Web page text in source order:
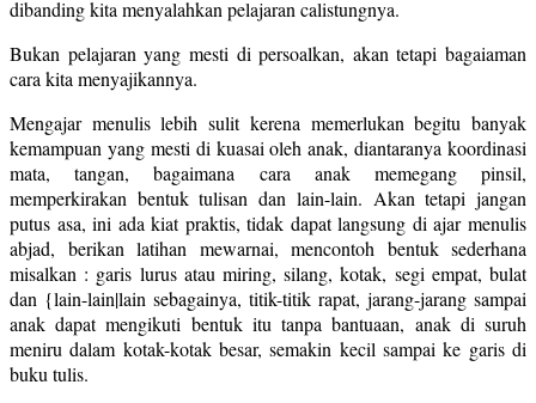
dibanding kita menyalahkan pelajaran calistungnya.
Bukan pelajaran yang mesti di persoalkan, akan tetapi bagaiaman
cara kita menyajikannya.
Mengajar menulis lebih sulit kerena memerlukan begitu banyak
kemampuan yang mesti di kuasai oleh anak, diantaranya koordinasi
mata, tangan, bagaimana cara anak memegang pinsil,
memperkirakan bentuk tulisan dan lain-lain. Akan tetapi jangan
putus asa, ini ada kiat praktis, tidak dapat langsung di ajar menulis
abjad, berikan latihan mewarnai, mencontoh bentuk sederhana
misalkan : garis lurus atau miring, silang, kotak, segi empat, bulat
dan {lain-lain|lain sebagainya, titik-titik rapat, jarang-jarang sampai
anak dapat mengikuti bentuk itu tanpa bantuaan, anak di suruh
meniru dalam kotak-kotak besar, semakin kecil sampai ke garis di
buku tulis.